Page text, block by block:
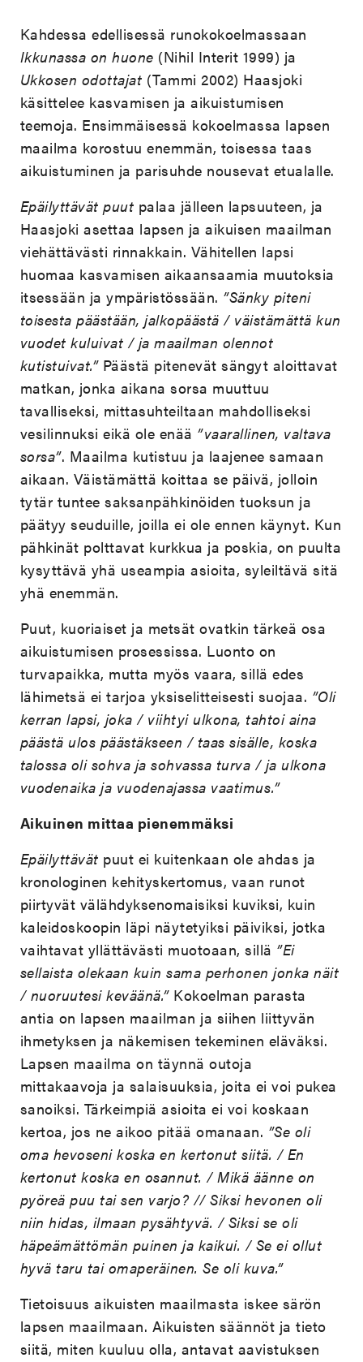
Kahdessa edellisessä runokokoelmassaan
Ikkunassa on huone (Nihil Interit 1999) ja
Ukkosen odottajat (Tammi 2002) Haasjoki
käsittelee kasvamisen ja aikuistumisen
teemoja. Ensimmäisessä kokoelmassa lapsen
maailma korostuu enemmän, toisessa taas
aikuistuminen ja parisuhde nousevat etualalle.
Epäilyttävät puut palaa jälleen lapsuuteen, ja
Haasjoki asettaa lapsen ja aikuisen maailman
viehättävästi rinnakkain. Vähitellen lapsi
huomaa kasvamisen aikaansaamia muutoksia
itsessään ja ympäristössään. ”Sänky piteni
toisesta päästään, jalkopäästä / väistämättä kun
vuodet kuluivat / ja maailman olennot
kutistuivat.”Päästä pitenevät sängyt aloittavat
matkan, jonka aikana sorsa muuttuu
tavalliseksi, mittasuhteiltaan mahdolliseksi
vesilinnuksi eikä ole enää ”vaarallinen, valtava
sorsa”. Maailma kutistuu ja laajenee samaan
aikaan. Väistämättä koittaa se päivä, jolloin
tytär tuntee saksanpähkinöiden tuoksun ja
päätyy seuduille, joilla ei ole ennen käynyt. Kun
pähkinät polttavat kurkkua ja poskia, on puulta
kysyttävä yhä useampia asioita, syleiltävä sitä
yhä enemmän.
Puut, kuoriaiset ja metsät ovatkin tärkeä osa
aikuistumisen prosessissa. Luonto on
turvapaikka, mutta myös vaara, sillä edes
lähimetsä ei tarjoa yksiselitteisesti suojaa. ”Oli
kerran lapsi, joka / viihtyi ulkona, tahtoi aina
päästä ulos päästäkseen / taas sisälle, koska
talossa oli sohva ja sohvassa turva / ja ulkona
vuodenaika ja vuodenajassa vaatimus.”
Aikuinen mittaa pienemmäksi
Epäilyttävät puut ei kuitenkaan ole ahdas ja
kronologinen kehityskertomus, vaan runot
piirtyvät välähdyksenomaisiksi kuviksi, kuin
kaleidoskoopin läpi näytetyiksi päiviksi, jotka
vaihtavat yllättävästi muotoaan, sillä ”Ei
sellaista olekaan kuin sama perhonen jonka näit
/ nuoruutesi keväänä.”Kokoelman parasta
antia on lapsen maailman ja siihen liittyvän
ihmetyksen ja näkemisen tekeminen eläväksi.
Lapsen maailma on täynnä outoja
mittakaavoja ja salaisuuksia, joita ei voi pukea
sanoiksi. Tärkeimpiä asioita ei voi koskaan
kertoa, jos ne aikoo pitää omanaan. ”Se oli
oma hevoseni koska en kertonut siitä. / En
kertonut koska en osannut. / Mikä äänne on
pyöreä puu tai sen varjo? // Siksi hevonen oli
niin hidas, ilmaan pysähtyvä. / Siksi se oli
häpeämättömän puinen ja kaikui. / Se ei ollut
hyvä taru tai omaperäinen. Se oli kuva.”
Tietoisuus aikuisten maailmasta iskee särön
lapsen maailmaan. Aikuisten säännöt ja tieto
siitä, miten kuuluu olla, antavat aavistuksen